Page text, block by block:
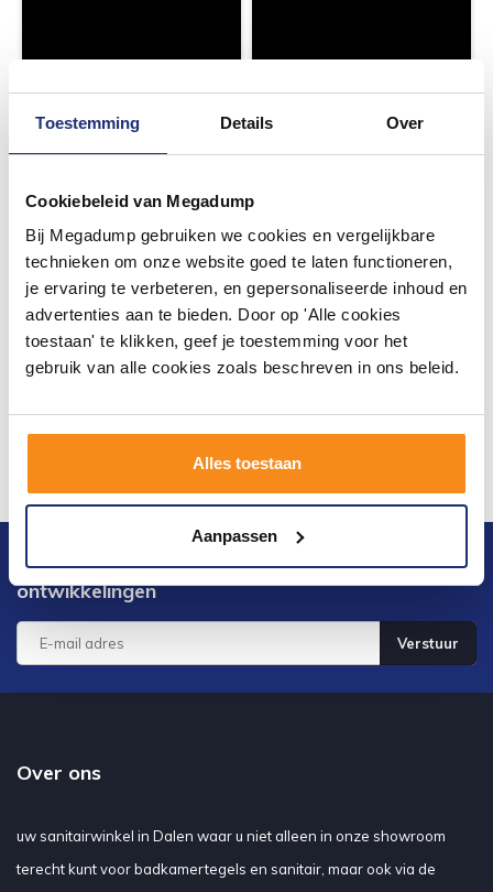
Toestemming Details Over
Cookiebeleid van Megadump
Bij Megadump gebruiken we cookies en vergelijkbare
technieken om onze website goed te laten functioneren,
je ervaring te verbeteren, en gepersonaliseerde inhoud en
advertenties aan te bieden. Door op 'Alle cookies
toestaan' te klikken, geef je toestemming voor het
gebruik van alle cookies zoals beschreven in ons beleid.
Alles toestaan
Aanpassen
Blijf op de hoogte van het laatste nieuws en
ontwikkelingen
Verstuur
Over ons
uw sanitairwinkel in Dalen waar u niet alleen in onze showroom
terecht kunt voor badkamertegels en sanitair, maar ook via de